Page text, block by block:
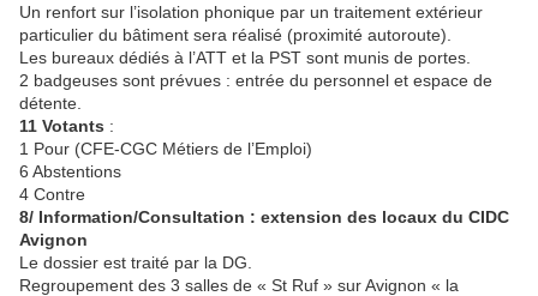
Un renfort sur l’isolation phonique par un traitement extérieur
particulier du bâtiment sera réalisé (proximité autoroute).
Les bureaux dédiés à l’ATT et la PST sont munis de portes.
2 badgeuses sont prévues : entrée du personnel et espace de
détente.
11 Votants :
1 Pour (CFE-CGC Métiers de l’Emploi)
6 Abstentions
4 Contre
8/ Information/Consultation : extension des locaux du CIDC
Avignon
Le dossier est traité par la DG.
Regroupement des 3 salles de « St Ruf » sur Avignon « la